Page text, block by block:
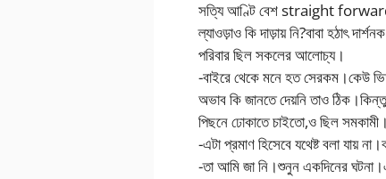
সত্যি আণ্টি বেশ straight
ল্যাওড়াও কি দাড়ায় নি?বাবা হঠাৎ
পরিবার ছিল সকলের আলোচ্য।
-বাইরে থেকে মনে হত সেরকম।কেউ
অভাব কি জানতে দেয়নি তাও
পিছনে ঢোকাতে চাইতো,ও ছিল সমকামী।
-এটা প্রমাণ হিসেবে যথেষ্ট বলা যায়
-তা আমি জা নি।শুনুন একদিনের